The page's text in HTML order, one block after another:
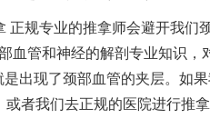
正规专业的推拿师会避开我们
血管和神经的解剖专业知识
是出现了颈部血管的夹层。如
者我们去正规的医院进行推拿